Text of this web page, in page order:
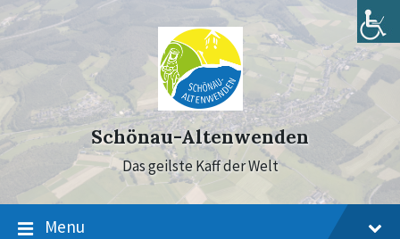
to
content
to
main
navigation
to
footer
Schönau-Altenwenden
Das geilste Kaff der Welt
Menu